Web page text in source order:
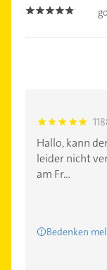
4.7000003
5.0
Hallo, kann
leider nicht
am Fr...
Bedenken